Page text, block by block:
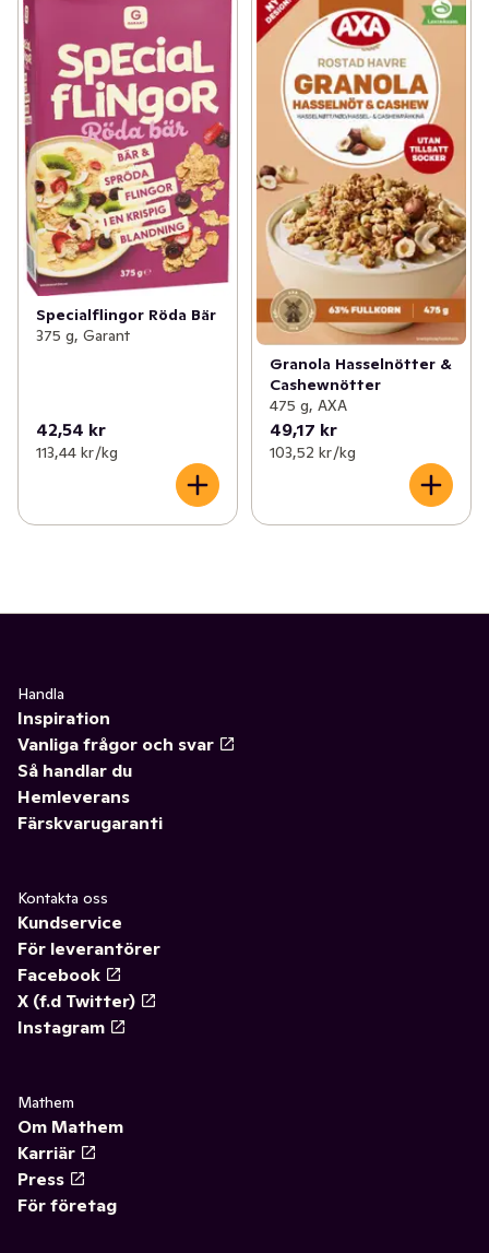
Specialflingor Röda Bär
375 g, Garant
42,54 kr
113,44 kr /kg
Granola Hasselnötter &
Cashewnötter
475 g, AXA
49,17 kr
103,52 kr /kg
Handla
Inspiration
Vanliga frågor och svar
Så handlar du
Hemleverans
Färskvarugaranti
Kontakta oss
Kundservice
För leverantörer
Facebook
X (f.d Twitter)
Instagram
Mathem
Om Mathem
Karriär
Press
För företag